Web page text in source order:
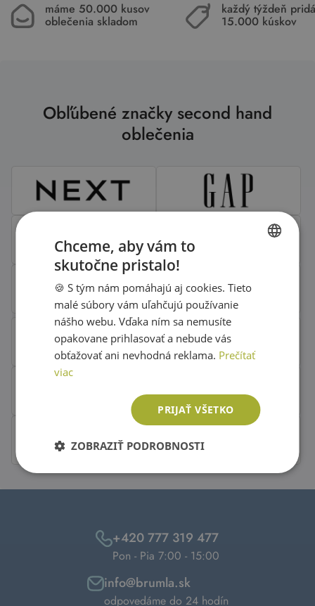
máme 50.000 kusov
oblečenia skladom
každý týždeň
15.000 kúskov
Obľúbené značky second hand
oblečenia
+420 777 319 477
Pon - Pia 7:00 - 15:00
info@brumla.sk
odpovedáme do 24 hodín
ENGLISH
Chceme, aby vám to
skutočne pristalo!
🍪 S tým nám pomáhajú aj cookies. Tieto
malé súbory vám uľahčujú používanie
nášho webu. Vďaka ním sa nemusíte
opakovane prihlasovať a nebude vás
obťažovať ani nevhodná reklama. Prečítať
viac
PRIJAŤ VŠETKO
ZOBRAZIŤ PODROBNOSTI